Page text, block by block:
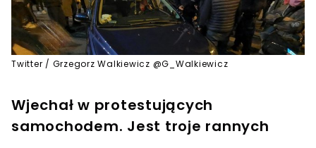
Twitter / Grzegorz Walkiewicz @G_Walkiewicz
Wjechał w protestujących
samochodem. Jest troje rannych